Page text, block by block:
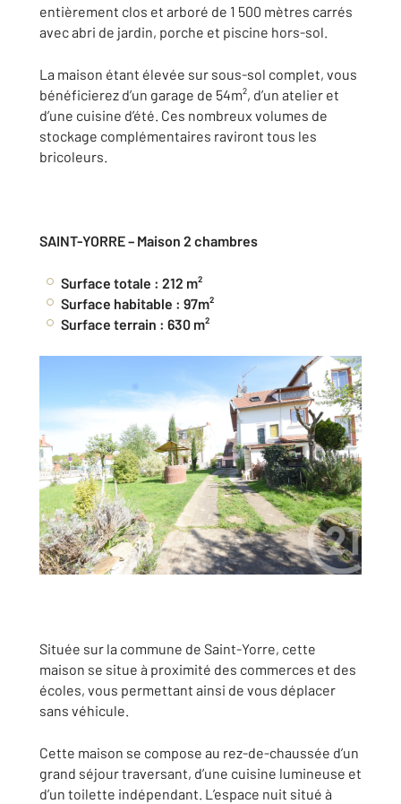
entièrement clos et arboré de 1 500 mètres carrés
avec abri de jardin, porche et piscine hors-sol.
La maison étant élevée sur sous-sol complet, vous
bénéficierez d’un garage de 54m², d’un atelier et
d’une cuisine d’été. Ces nombreux volumes de
stockage complémentaires raviront tous les
bricoleurs.
SAINT-YORRE – Maison 2 chambres
Surface totale : 212 m²
Surface habitable : 97m²
Surface terrain : 630 m²
Située sur la commune de Saint-Yorre, cette
maison se situe à proximité des commerces et des
écoles, vous permettant ainsi de vous déplacer
sans véhicule.
Cette maison se compose au rez-de-chaussée d’un
grand séjour traversant, d’une cuisine lumineuse et
d’un toilette indépendant. L’espace nuit situé à